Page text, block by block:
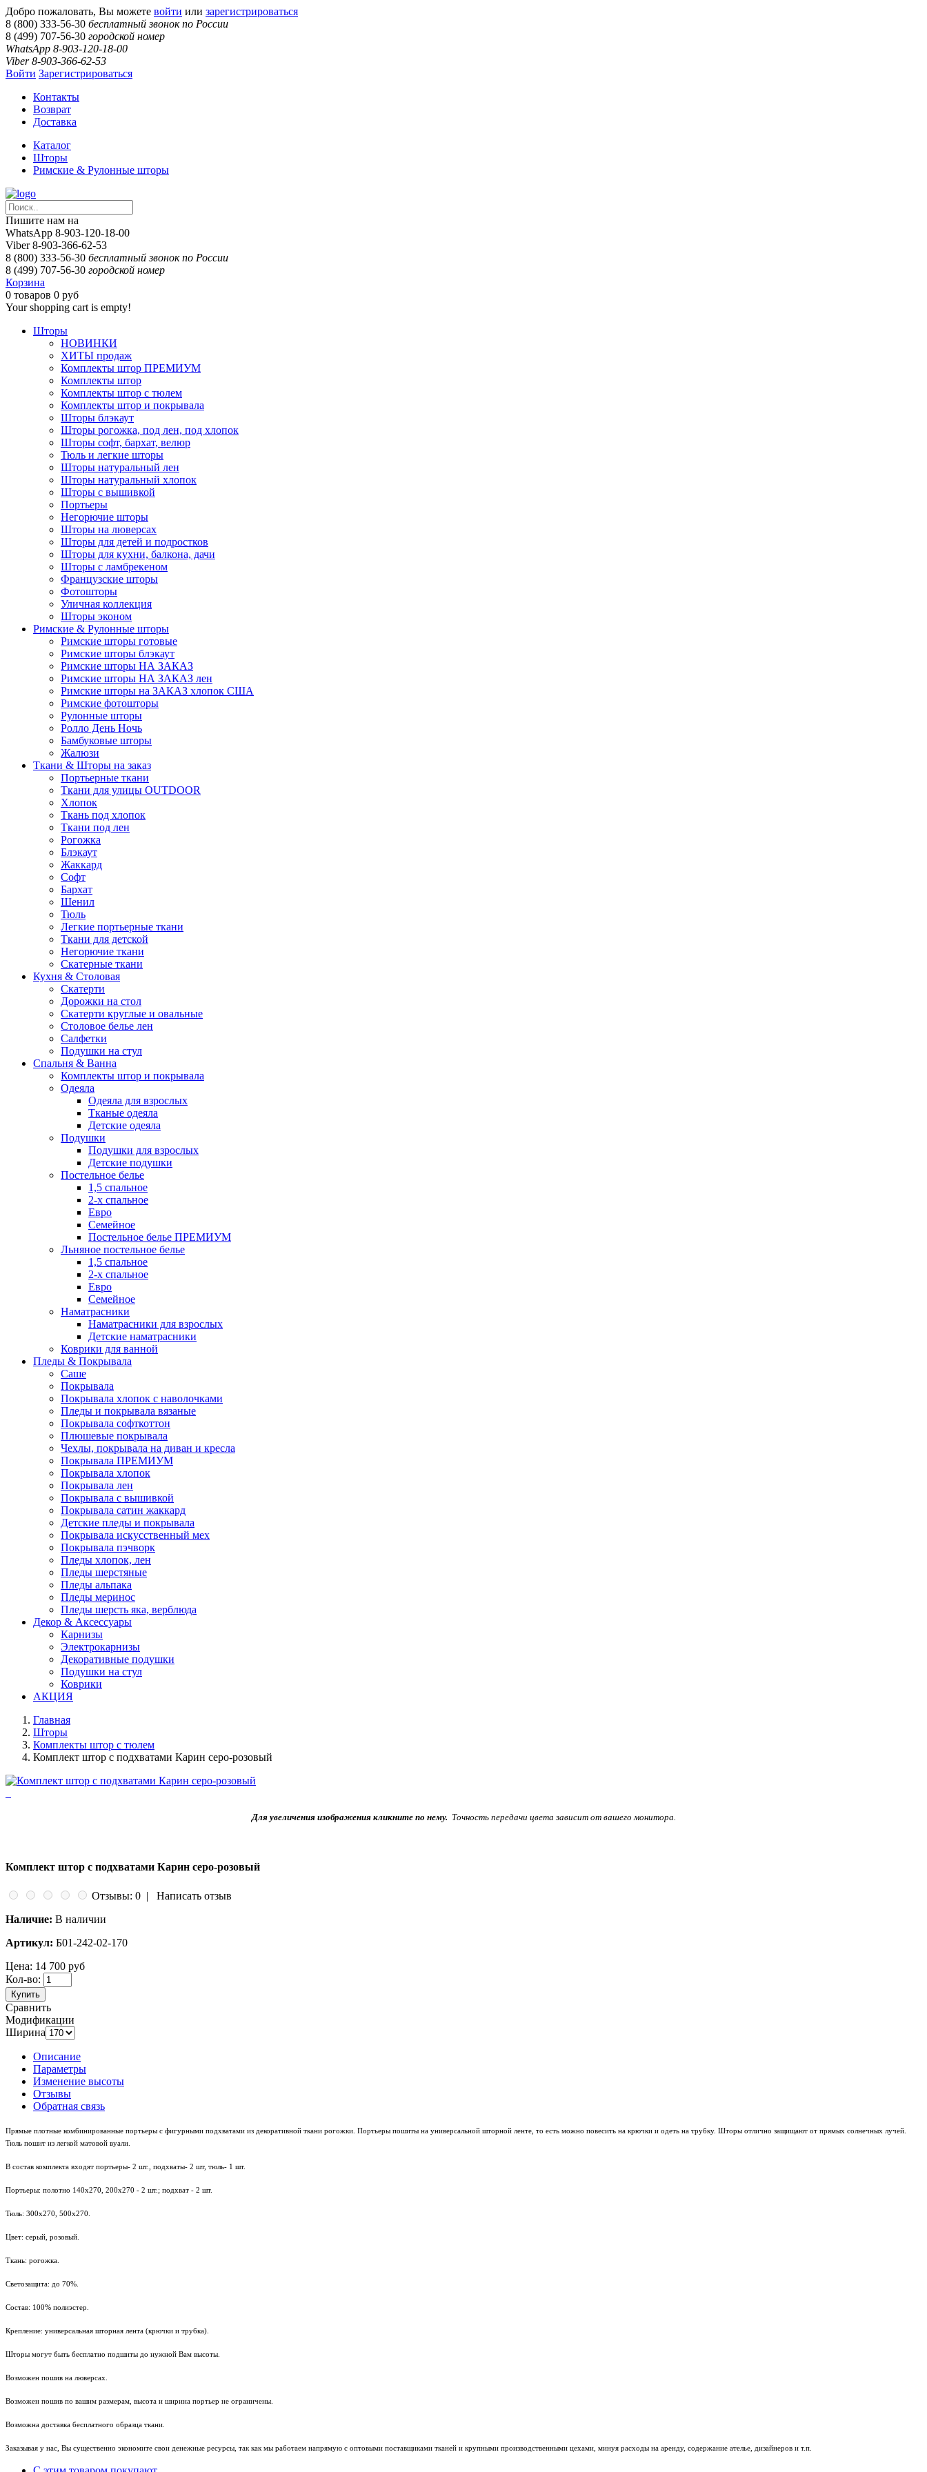
Добро пожаловать, Вы можете войти или зарегистрироваться
8 (800) 333-56-30 бесплатный звонок по России
8 (499) 707-56-30 городской номер
WhatsApp 8-903-120-18-00
Viber 8-903-366-62-53
Войти Зарегистрироваться
Контакты
Возврат
Доставка
Каталог
Шторы
Римские & Рулонные шторы
Пишите нам на
WhatsApp 8-903-120-18-00
Viber 8-903-366-62-53
8 (800) 333-56-30 бесплатный звонок по России
8 (499) 707-56-30 городской номер
Корзина
0 товаров 0 руб
Your shopping cart is empty!
Шторы
НОВИНКИ
ХИТЫ продаж
Комплекты штор ПРЕМИУМ
Комплекты штор
Комплекты штор с тюлем
Комплекты штор и покрывала
Шторы блэкаут
Шторы рогожка, под лен, под хлопок
Шторы софт, бархат, велюр
Тюль и легкие шторы
Шторы натуральный лен
Шторы натуральный хлопок
Шторы с вышивкой
Портьеры
Негорючие шторы
Шторы на люверсах
Шторы для детей и подростков
Шторы для кухни, балкона, дачи
Шторы с ламбрекеном
Французские шторы
Фотошторы
Уличная коллекция
Шторы эконом
Римские & Рулонные шторы
Римские шторы готовые
Римские шторы блэкаут
Римские шторы НА ЗАКАЗ
Римские шторы НА ЗАКАЗ лен
Римские шторы на ЗАКАЗ хлопок США
Римские фотошторы
Рулонные шторы
Ролло День Ночь
Бамбуковые шторы
Жалюзи
Ткани & Шторы на заказ
Портьерные ткани
Ткани для улицы OUTDOOR
Хлопок
Ткань под хлопок
Ткани под лен
Рогожка
Блэкаут
Жаккард
Софт
Бархат
Шенил
Тюль
Легкие портьерные ткани
Ткани для детской
Негорючие ткани
Скатерные ткани
Кухня & Столовая
Скатерти
Дорожки на стол
Скатерти круглые и овальные
Столовое белье лен
Салфетки
Подушки на стул
Спальня & Ванна
Комплекты штор и покрывала
Одеяла
Одеяла для взрослых
Тканые одеяла
Детские одеяла
Подушки
Подушки для взрослых
Детские подушки
Постельное белье
1,5 спальное
2-х спальное
Евро
Семейное
Постельное белье ПРЕМИУМ
Льняное постельное белье
1,5 спальное
2-х спальное
Евро
Семейное
Наматрасники
Наматрасники для взрослых
Детские наматрасники
Коврики для ванной
Пледы & Покрывала
Саше
Покрывала
Покрывала хлопок с наволочками
Пледы и покрывала вязаные
Покрывала софткоттон
Плюшевые покрывала
Чехлы, покрывала на диван и кресла
Покрывала ПРЕМИУМ
Покрывала хлопок
Покрывала лен
Покрывала с вышивкой
Покрывала сатин жаккард
Детские пледы и покрывала
Покрывала искусственный мех
Покрывала пэчворк
Пледы хлопок, лен
Пледы шерстяные
Пледы альпака
Пледы меринос
Пледы шерсть яка, верблюда
Декор & Аксессуары
Карнизы
Электрокарнизы
Декоративные подушки
Подушки на стул
Коврики
АКЦИЯ
Главная
Шторы
Комплекты штор с тюлем
Комплект штор с подхватами Карин серо-розовый
Для увеличения изображения кликните по нему. Точность передачи цвета зависит от вашего монитора.
Комплект штор с подхватами Карин серо-розовый
Отзывы: 0 | Написать отзыв
Наличие: В наличии
Артикул: Б01-242-02-170
Цена: 14 700 руб
Кол-во:
Купить
Сравнить
Модификации
Ширина
Описание
Параметры
Изменение высоты
Отзывы
Обратная связь
Прямые плотные комбинированные портьеры с фигурными подхватами из декоративной ткани рогожки. Портьеры пошиты на универсальной шторной ленте, то есть можно повесить на крючки и одеть на трубку. Шторы отлично защищают от прямых солнечных лучей.
Тюль пошит из легкой матовой вуали.
В состав комплекта входят портьеры- 2 шт., подхваты- 2 шт, тюль- 1 шт.
Портьеры: полотно 140х270, 200х270 - 2 шт.; подхват - 2 шт.
Тюль: 300х270, 500х270.
Цвет: серый, розовый.
Ткань: рогожка.
Светозащита: до 70%.
Состав: 100% полиэстер.
Крепление: универсальная шторная лента (крючки и трубка).
Шторы могут быть бесплатно подшиты до нужной Вам высоты.
Возможен пошив на люверсах.
Возможен пошив по вашим размерам, высота и ширина портьер не ограничены.
Возможна доставка бесплатного образца ткани.
Заказывая у нас, Вы существенно экономите свои денежные ресурсы, так как мы работаем напрямую с оптовыми поставщиками тканей и крупными производственными цехами, минуя расходы на аренду, содержание ателье, дизайнеров и т.п.